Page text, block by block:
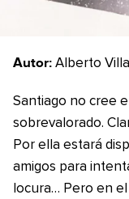
Autor: Alberto
Santiago no cree
sobrevalorado.
Por ella estará
amigos para
locura… Pero en